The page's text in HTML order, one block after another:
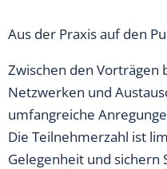
Aus der Praxis auf den
Zwischen den Vorträgen
Netzwerken und
umfangreiche
Die Teilnehmerzahl ist
Gelegenheit und sichern